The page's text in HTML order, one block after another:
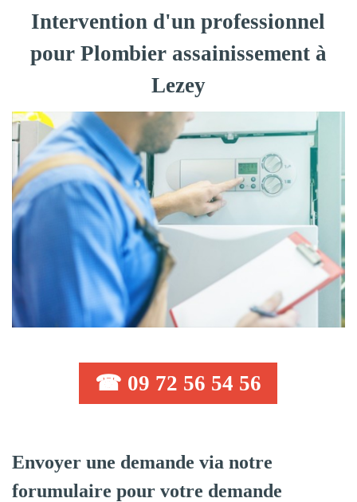
Intervention d'un professionnel
pour Plombier assainissement à
Lezey
☎ 09 72 56 54 56
Envoyer une demande via notre
forumulaire pour votre demande